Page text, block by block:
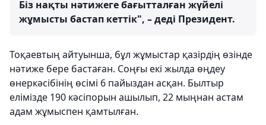
Біз нақты нәтижеге бағытталған жүйелі
жұмысты бастап кеттік", – деді Президент.
Тоқаевтың айтуынша, бұл жұмыстар қазірдің өзінде
нәтиже бере бастаған. Соңғы екі жылда өңдеу
өнеркәсібінің өсімі 6 пайыздан асқан. Былтыр
елімізде 190 кәсіпорын ашылып, 22 мыңнан астам
адам жұмыспен қамтылған.